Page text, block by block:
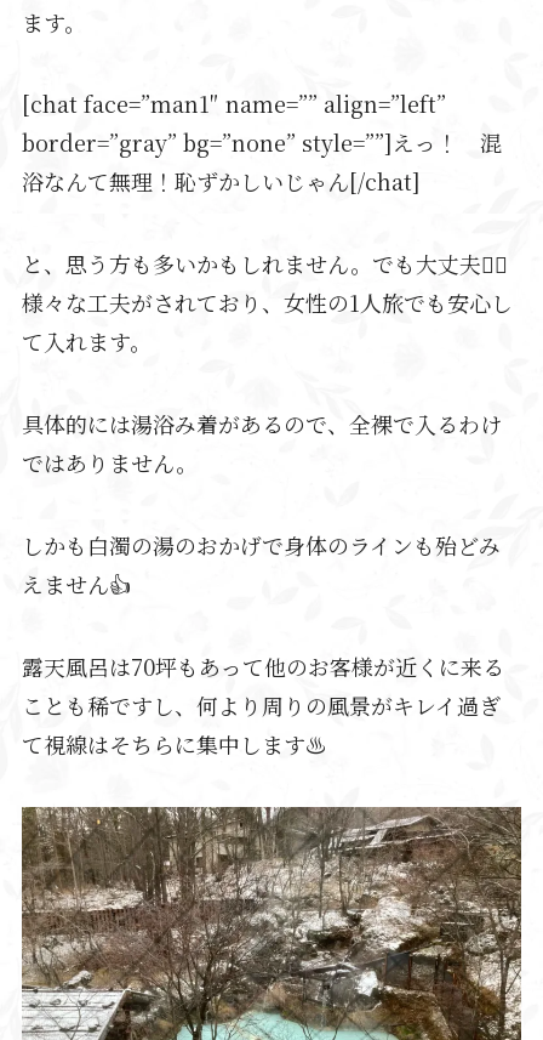
ます。
[chat face=”man1″ name=”” align=”left”
border=”gray” bg=”none” style=””]えっ！ 混
浴なんて無理！恥ずかしいじゃん[/chat]
と、思う方も多いかもしれません。でも大丈夫🙆‍♂️
様々な工夫がされており、女性の1人旅でも安心し
て入れます。
具体的には湯浴み着があるので、全裸で入るわけ
ではありません。
しかも白濁の湯のおかげで身体のラインも殆どみ
えません👍
露天風呂は70坪もあって他のお客様が近くに来る
ことも稀ですし、何より周りの風景がキレイ過ぎ
て視線はそちらに集中します♨️